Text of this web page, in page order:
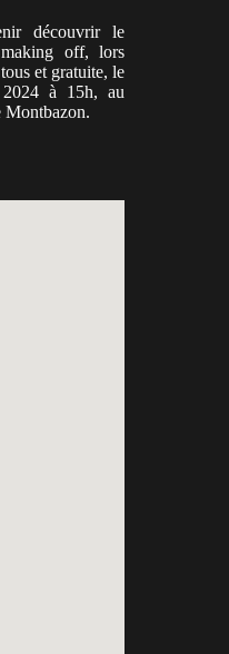
découvrir le
off, lors
et gratuite, le
à 15h, au
Montbazon.